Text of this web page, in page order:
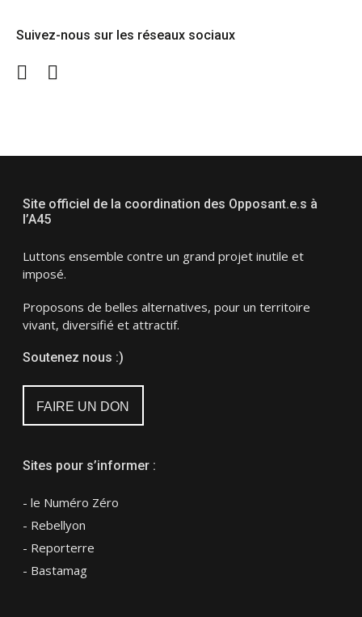
Suivez-nous sur les réseaux sociaux
Twitter
Site officiel de la coordination des Opposant.e.s à
l’A45
Luttons ensemble contre un grand projet inutile et
imposé.
Proposons de belles alternatives, pour un territoire
vivant, diversifié et attractif.
Soutenez nous :)
FAIRE UN DON
Sites pour s’informer :
- le Numéro Zéro
- Rebellyon
- Reporterre
- Bastamag